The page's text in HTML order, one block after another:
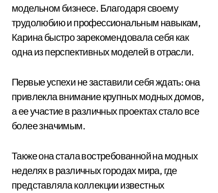
модельном бизнесе. Благодаря своему
трудолюбию и профессиональным навыкам,
Карина быстро зарекомендовала себя как
одна из перспективных моделей в отрасли.
Первые успехи не заставили себя ждать: она
привлекла внимание крупных модных домов,
а ее участие в различных проектах стало все
более значимым.
Также она стала востребованной на модных
неделях в различных городах мира, где
представляла коллекции известных